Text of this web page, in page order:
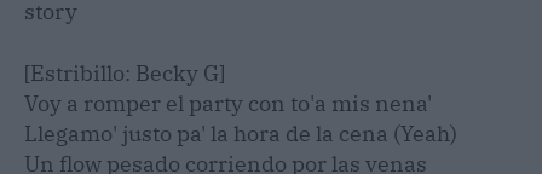
story
[Estribillo: Becky G]
Voy a romper el party con to'a mis nena'
Llegamo' justo pa' la hora de la cena (Yeah)
Un flow pesado corriendo por las venas